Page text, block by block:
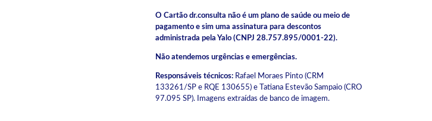
O Cartão dr.consulta não é um plano de saúde ou meio de
pagamento e sim uma assinatura para descontos
administrada pela Yalo (CNPJ 28.757.895/0001-22).
Não atendemos urgências e emergências.
Responsáveis técnicos:Rafael Moraes Pinto (CRM
133261/SP e RQE 130655) e Tatiana Estevão Sampaio (CRO
97.095 SP). Imagens extraídas de banco de imagem.